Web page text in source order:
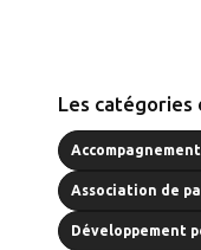
Les catégories
Association de
Développement